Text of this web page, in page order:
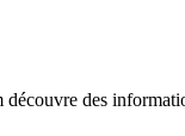
des